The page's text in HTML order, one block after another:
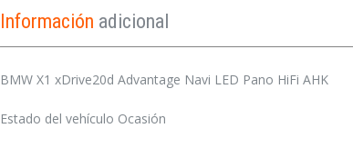
Información adicional
BMW X1 xDrive20d Advantage Navi LED Pano HiFi AHK
Estado del vehículo Ocasión